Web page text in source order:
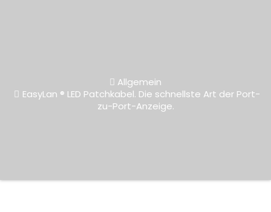
Allgemein
EasyLan ® LED Patchkabel. Die schnellste Art der Port-
zu-Port-Anzeige.